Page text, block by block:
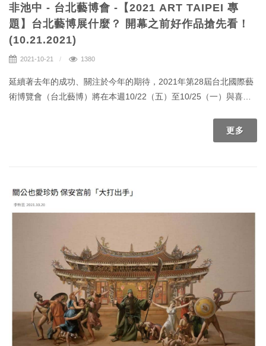
非池中 - 台北藝博會 -【2021 ART TAIPEI 專
題】台北藝博展什麼？ 開幕之前好作品搶先看！
(10.21.2021)
2021-10-21 1380
延續著去年的成功、關注於今年的期待，2021年第28屆台北國際藝
術博覽會（台北藝博）將在本週10/22（五）至10/25（一）與喜歡
都只能取消或是延辦。而身處台灣的我們是幸運的，攜手度過了疫
情高峰後，再度迎來了眾所期盼的台北藝博。在防疫的成功下，今
們，一起為年度的藝文盛事暖身。
更多